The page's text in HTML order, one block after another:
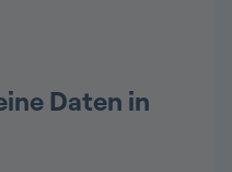
Daten in